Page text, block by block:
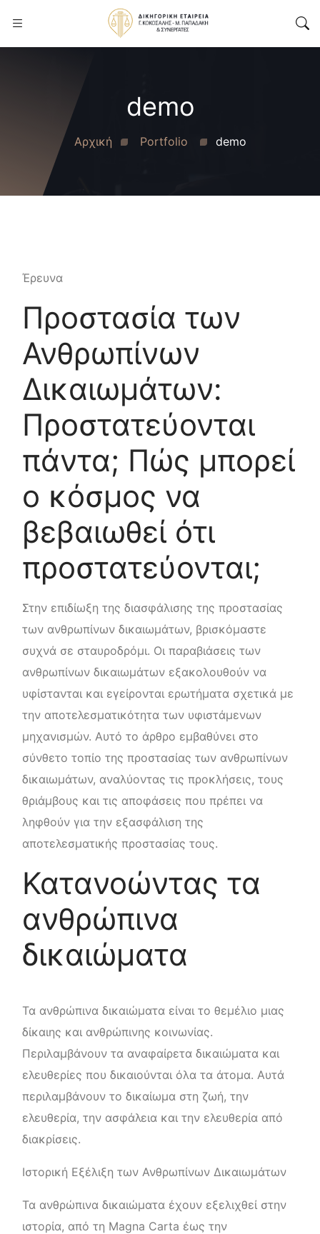
demo
Αρχική Portfolio demo
Έρευνα
Προστασία των
Ανθρωπίνων
Δικαιωμάτων:
Προστατεύονται
πάντα; Πώς μπορεί
ο κόσμος να
βεβαιωθεί ότι
προστατεύονται;
Στην επιδίωξη της διασφάλισης της προστασίας
των ανθρωπίνων δικαιωμάτων, βρισκόμαστε
συχνά σε σταυροδρόμι. Οι παραβιάσεις των
ανθρωπίνων δικαιωμάτων εξακολουθούν να
υφίστανται και εγείρονται ερωτήματα σχετικά με
την αποτελεσματικότητα των υφιστάμενων
μηχανισμών. Αυτό το άρθρο εμβαθύνει στο
σύνθετο τοπίο της προστασίας των ανθρωπίνων
δικαιωμάτων, αναλύοντας τις προκλήσεις, τους
θριάμβους και τις αποφάσεις που πρέπει να
ληφθούν για την εξασφάλιση της
αποτελεσματικής προστασίας τους.
Κατανοώντας τα
ανθρώπινα
δικαιώματα
Τα ανθρώπινα δικαιώματα είναι το θεμέλιο μιας
δίκαιης και ανθρώπινης κοινωνίας.
Περιλαμβάνουν τα αναφαίρετα δικαιώματα και
ελευθερίες που δικαιούνται όλα τα άτομα. Αυτά
περιλαμβάνουν το δικαίωμα στη ζωή, την
ελευθερία, την ασφάλεια και την ελευθερία από
διακρίσεις.
Ιστορική Εξέλιξη των Ανθρωπίνων Δικαιωμάτων
Τα ανθρώπινα δικαιώματα έχουν εξελιχθεί στην
ιστορία, από τη Magna Carta έως την